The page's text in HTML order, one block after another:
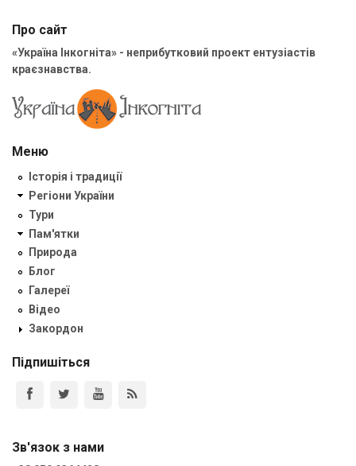
Про сайт
«Україна Інкогніта» - неприбутковий проект ентузіастів
краєзнавства.
Меню
Історія і традиції
Регіони України
Тури
Пам'ятки
Природа
Блог
Галереї
Відео
Закордон
Підпишіться
Зв'язок з нами